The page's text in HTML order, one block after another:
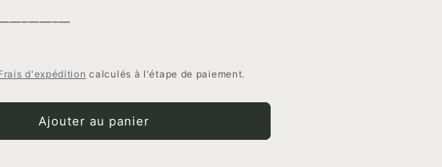
0460494009
d'expédition calculés à l'étape de paiement.
Ajouter au panier